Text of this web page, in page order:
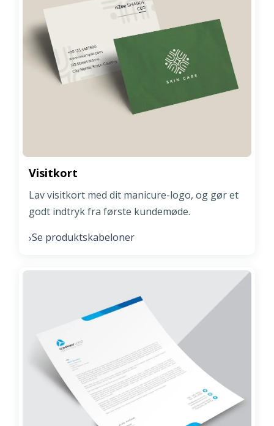
Visitkort
Lav visitkort med dit manicure-logo, og gør et
godt indtryk fra første kundemøde.
›Se produktskabeloner